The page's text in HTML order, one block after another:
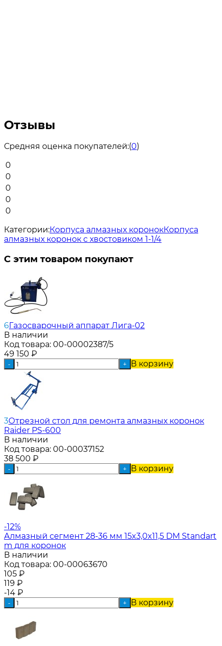
Отзывы
Средняя оценка покупателей:(0)
0
0
0
0
0
Категории:Корпуса алмазных коронокКорпуса
алмазных коронок с хвостовиком 1-1/4
С этим товаром покупают
6Газосварочный аппарат Лига-02
В наличии
Код товара: 00-00002387/5
49 150 ₽
- + В корзину
3Отрезной стол для ремонта алмазных коронок
Raider PS-600
В наличии
Код товара: 00-00037152
38 500 ₽
- + В корзину
-12%
Алмазный сегмент 28-36 мм 15x3,0x11,5 DM Standart
m для коронок
В наличии
Код товара: 00-00063670
105 ₽
119 ₽
-14 ₽
- + В корзину